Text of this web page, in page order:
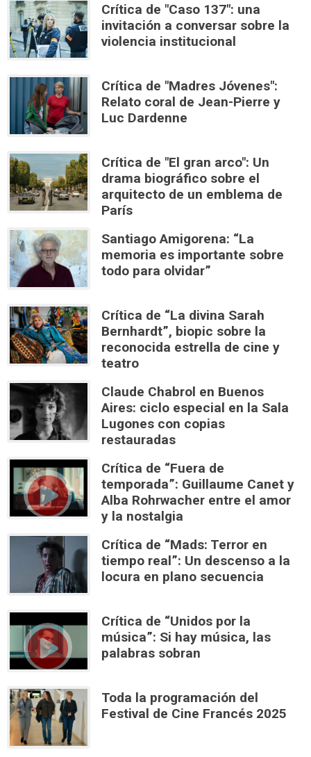
Crítica de "Caso 137": una
invitación a conversar sobre la
violencia institucional
Crítica de "Madres Jóvenes":
Relato coral de Jean-Pierre y
Luc Dardenne
Crítica de "El gran arco": Un
drama biográfico sobre el
arquitecto de un emblema de
París
Santiago Amigorena: “La
memoria es importante sobre
todo para olvidar”
Crítica de “La divina Sarah
Bernhardt”, biopic sobre la
reconocida estrella de cine y
teatro
Claude Chabrol en Buenos
Aires: ciclo especial en la Sala
Lugones con copias
restauradas
Crítica de “Fuera de
temporada”: Guillaume Canet y
Alba Rohrwacher entre el amor
y la nostalgia
Crítica de “Mads: Terror en
tiempo real”: Un descenso a la
locura en plano secuencia
Crítica de “Unidos por la
música”: Si hay música, las
palabras sobran
Toda la programación del
Festival de Cine Francés 2025